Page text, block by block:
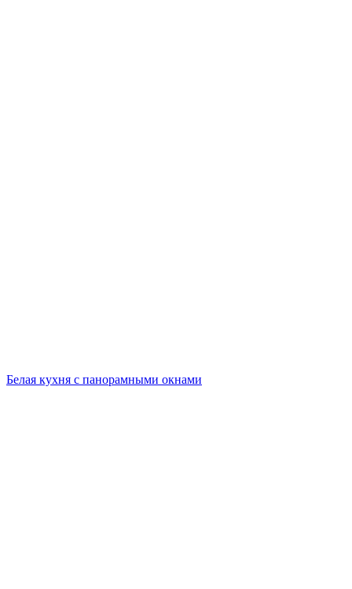
Белая кухня с панорамными окнами